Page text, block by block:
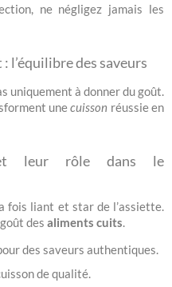
ne négligez jamais les
l’équilibre des saveurs
uniquement à donner du goût.
unecuisson réussie en
leur rôle dans le
fois liant et star de l’assiette.
des aliments cuits
des saveurs authentiques.
de qualité.